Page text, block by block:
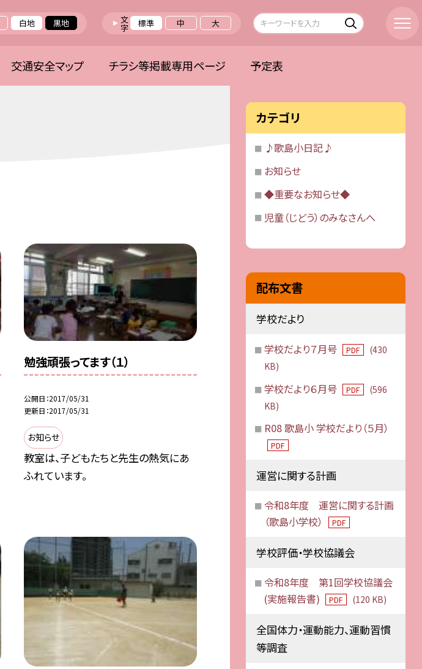
白地 黒地 文字 標準 中 大
交通安全マップ チラシ等掲載専用ページ 予定表
勉強頑張ってます（１）
公開日 2017/05/31
更新日 2017/05/31
お知らせ
教室は、子どもたちと先生の熱気にあ
ふれています。
カテゴリ
♪歌島小日記♪
お知らせ
◆重要なお知らせ◆
児童（じどう）のみなさんへ
配布文書
学校だより
学校だより７月号 PDF
(430
KB)
学校だより６月号 PDF
(596
KB)
R08 歌島小 学校だより（５月）
PDF
運営に関する計画
令和8年度 運営に関する計画
（歌島小学校）
PDF
学校評価・学校協議会
令和8年度 第1回学校協議会
(実施報告書)
PDF (120 KB)
全国体力・運動能力、運動習慣
等調査